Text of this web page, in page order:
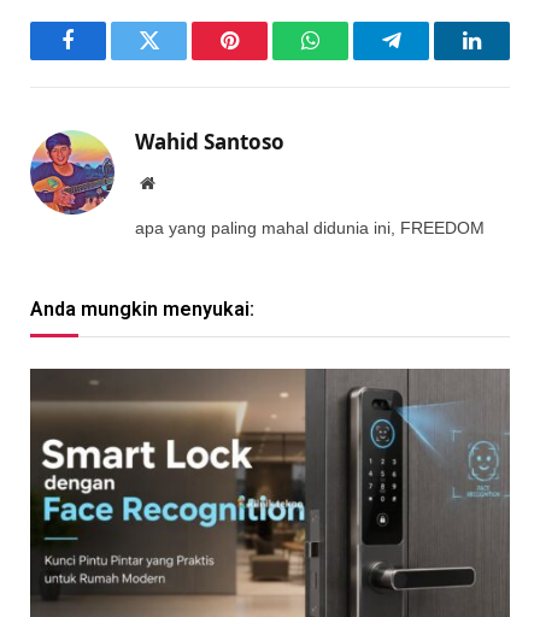
FacebookTwitter Pinterest WhatsAppTelegram
Wahid Santoso
Website
apa yang paling mahal didunia ini, FREEDOM
Anda mungkin menyukai: